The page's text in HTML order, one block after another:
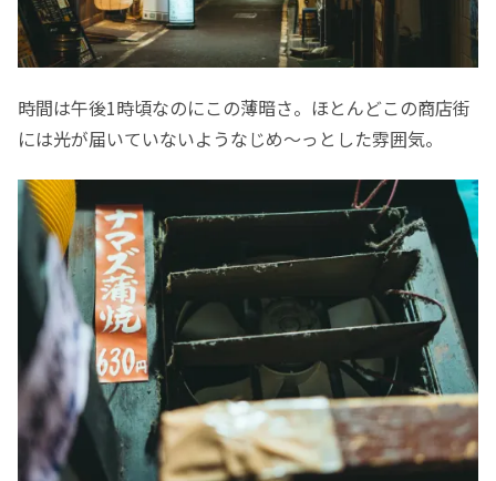
時間は午後1時頃なのにこの薄暗さ。ほとんどこの商店街
には光が届いていないようなじめ〜っとした雰囲気。